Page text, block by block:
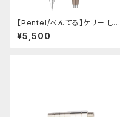
【Pentel/ぺんてる】ケリー しー
さーコラボ限定カラー
¥5,500